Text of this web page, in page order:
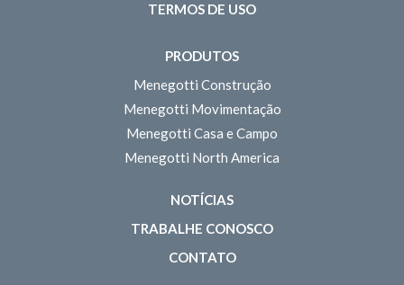
TERMOS DE USO
PRODUTOS
Menegotti Construção
Menegotti Movimentação
Menegotti Casa e Campo
Menegotti North America
NOTÍCIAS
TRABALHE CONOSCO
CONTATO